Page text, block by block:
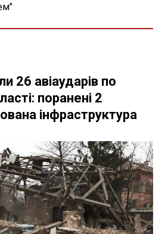
26 авіаударів по
поранені 2
інфраструктура